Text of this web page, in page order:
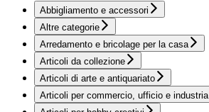
Abbigliamento e accessori
Altre categorie
Arredamento e bricolage per la casa
Articoli da collezione
Articoli di arte e antiquariato
Articoli per commercio, ufficio e industria